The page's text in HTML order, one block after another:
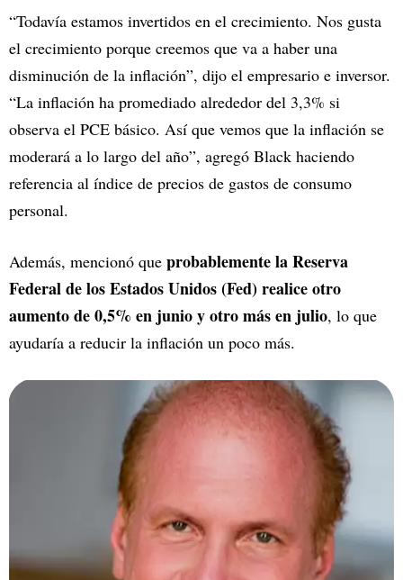
“Todavía estamos invertidos en el crecimiento. Nos gusta
el crecimiento porque creemos que va a haber una
disminución de la inflación”, dijo el empresario e inversor.
“La inflación ha promediado alrededor del 3,3% si
observa el PCE básico. Así que vemos que la inflación se
moderará a lo largo del año”, agregó Black haciendo
referencia al índice de precios de gastos de consumo
personal.
Además, mencionó que probablemente la Reserva
Federal de los Estados Unidos (Fed) realice otro
aumento de 0,5% en junio y otro más en julio, lo que
ayudaría a reducir la inflación un poco más.